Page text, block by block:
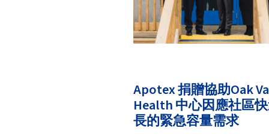
Apotex 捐贈協助Oak
Health 中心因應社區
長的緊急容量需求